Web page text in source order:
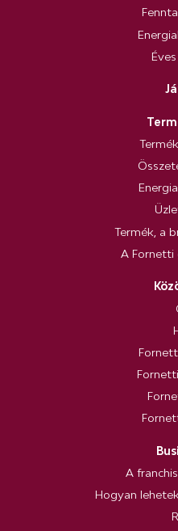
Termék, a
A Fornetti
A
Hogyan